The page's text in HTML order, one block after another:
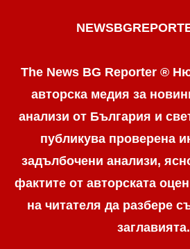
The News BG Reporter ®
авторска медия за
анализи от България и
публикува проверена
задълбочени анализи,
фактите от авторската
на читателя да разбере
заглавията.